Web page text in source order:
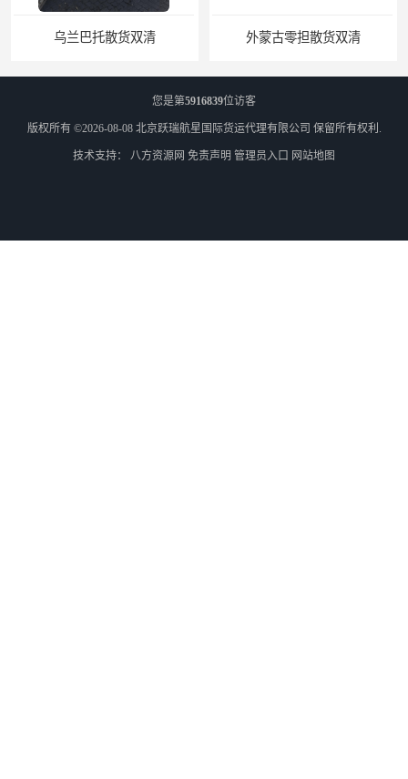
乌兰巴托散货双清 外蒙古零担散货双清
您是第5916839位访客
版权所有 ©2026-08-08 北京跃瑞航星国际货运代理有限公司 保留所有权利.
技术支持： 八方资源网 免责声明 管理员入口 网站地图